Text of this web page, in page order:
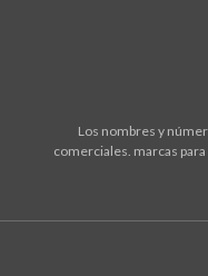
Los nombres y
comerciales. marcas